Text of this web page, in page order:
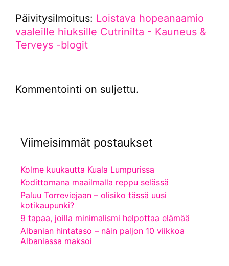
Päivitysilmoitus: Loistava hopeanaamio
vaaleille hiuksille Cutrinilta - Kauneus &
Terveys -blogit
Kommentointi on suljettu.
Viimeisimmät postaukset
Kolme kuukautta Kuala Lumpurissa
Kodittomana maailmalla reppu selässä
Paluu Torreviejaan – olisiko tässä uusi
kotikaupunki?
9 tapaa, joilla minimalismi helpottaa elämää
Albanian hintataso – näin paljon 10 viikkoa
Albaniassa maksoi